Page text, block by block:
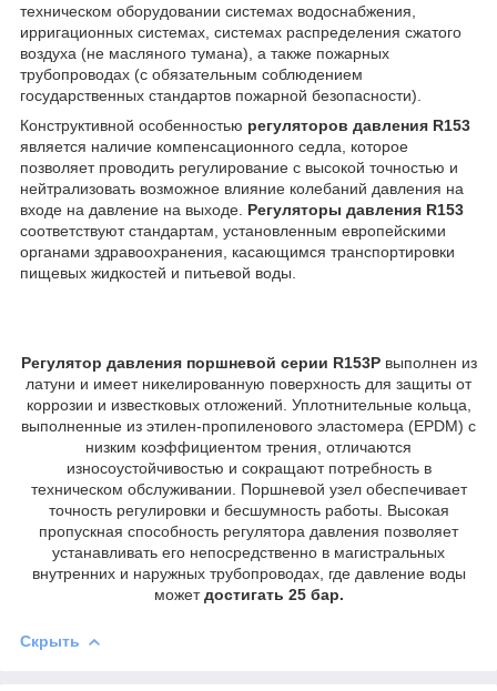
техническом оборудовании системах водоснабжения,
ирригационных системах, системах распределения сжатого
воздуха (не масляного тумана), а также пожарных
трубопроводах (с обязательным соблюдением
государственных стандартов пожарной безопасности).
Конструктивной особенностью регуляторов давления R153
является наличие компенсационного седла, которое
позволяет проводить регулирование с высокой точностью и
нейтрализовать возможное влияние колебаний давления на
входе на давление на выходе. Регуляторы давления R153
соответствуют стандартам, установленным европейскими
органами здравоохранения, касающимся транспортировки
пищевых жидкостей и питьевой воды.
Регулятор давления поршневой серии R153Pвыполнен из
латуни и имеет никелированную поверхность для защиты от
коррозии и известковых отложений. Уплотнительные кольца,
выполненные из этилен-пропиленового эластомера (EPDM) с
низким коэффициентом трения, отличаются
износоустойчивостью и сокращают потребность в
техническом обслуживании. Поршневой узел обеспечивает
точность регулировки и бесшумность работы. Высокая
пропускная способность регулятора давления позволяет
устанавливать его непосредственно в магистральных
внутренних и наружных трубопроводах, где давление воды
можетдостигать 25 бар.
Скрыть